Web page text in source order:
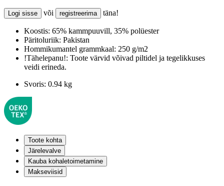
Logi sisse või registreerima täna!
Koostis: 65% kammpuuvill, 35% polüester
Päritoluriik: Pakistan
Hommikumantel grammkaal: 250 g/m2
!Tähelepanu!: Toote värvid võivad piltidel ja tegelikkuses
veidi erineda.
Svoris: 0.94 kg
Toote kohta
Järelevalve
Kauba kohaletoimetamine
Makseviisid